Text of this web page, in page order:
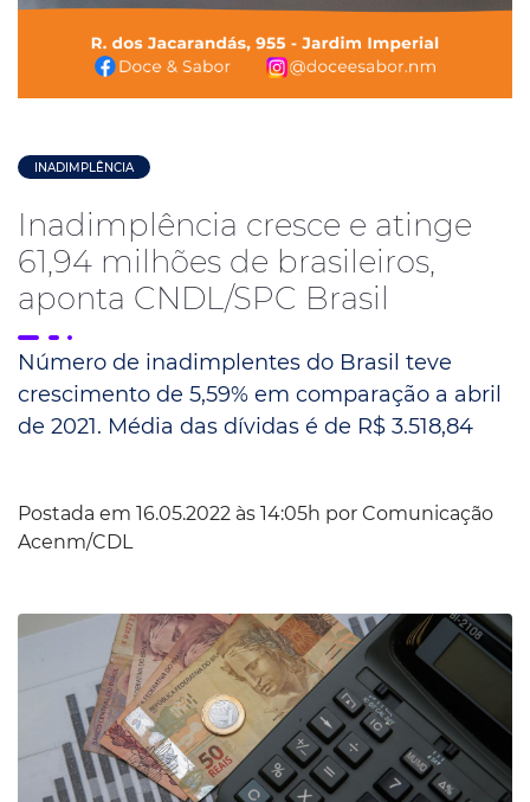
INADIMPLÊNCIA
Inadimplência cresce e atinge
61,94 milhões de brasileiros,
aponta CNDL/SPC Brasil
Número de inadimplentes do Brasil teve
crescimento de 5,59% em comparação a abril
de 2021. Média das dívidas é de R$ 3.518,84
Postada em 16.05.2022 às 14:05h por Comunicação
Acenm/CDL